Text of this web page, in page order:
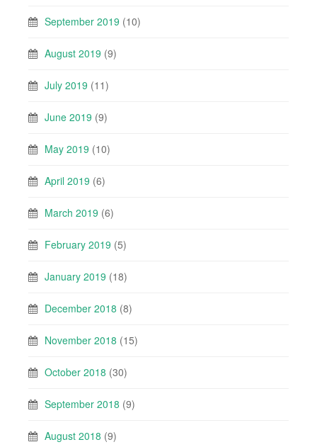
September 2019 (10)
August 2019 (9)
July 2019 (11)
June 2019 (9)
May 2019 (10)
April 2019 (6)
March 2019 (6)
February 2019 (5)
January 2019 (18)
December 2018 (8)
November 2018 (15)
October 2018 (30)
September 2018 (9)
August 2018 (9)